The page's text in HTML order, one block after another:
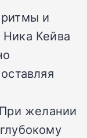
и
Кейва
желании